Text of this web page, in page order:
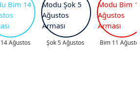
Ağustos Şok 5 Ağustos Bim 11